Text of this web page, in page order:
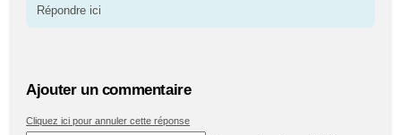
Répondre ici
Ajouter un commentaire
Cliquez ici pour annuler cette réponse